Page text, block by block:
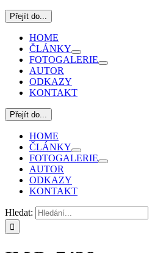
Přejít do...
HOME
ČLÁNKY
FOTOGALERIE
AUTOR
ODKAZY
KONTAKT
Přejít do...
HOME
ČLÁNKY
FOTOGALERIE
AUTOR
ODKAZY
KONTAKT
Hledat: